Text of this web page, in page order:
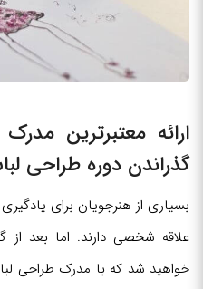
ارائه معتبرترین
گذراندن دوره طراحی
بسیاری از هنرجویان برای
علاقه شخصی دارند. اما بعد از
خواهید شد که با مدرک طراحی